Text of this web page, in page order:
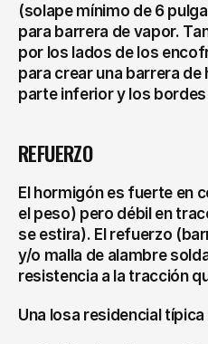
(solape mínimo de 6
para barrera de vapor.
por los lados de los
para crear una barrera de
parte inferior y los bordes
REFUERZO
El hormigón es fuerte en
el peso) pero débil en
se estira). El refuerzo
y/o malla de alambre
resistencia a la tracción
Una losa residencial